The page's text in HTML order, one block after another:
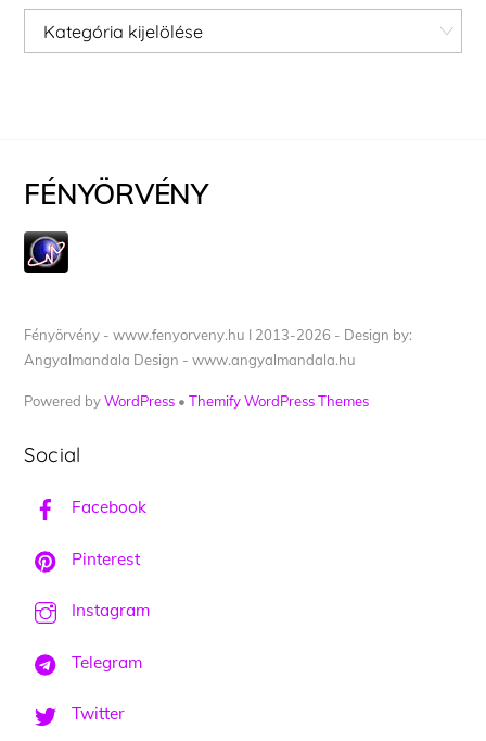
Kategóriák
FÉNYÖRVÉNY
Fényörvény - www.fenyorveny.hu I 2013-2026 - Design by:
Angyalmandala Design - www.angyalmandala.hu
Powered byWordPress •Themify WordPress Themes
Social
Facebook
Pinterest
Instagram
Telegram
Twitter